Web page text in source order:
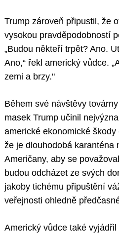
Trump zároveň připustil, že
vysokou pravděpodobností
„Budou někteří trpět? Ano.
Ano,“ řekl americký vůdce.
zemi a brzy."
Během své návštěvy
masek Trump učinil
americké ekonomické
že je dlouhodobá karanténa
Američany, aby se
budou odcházet ze svých
jakoby tichému připuštění
veřejnosti ohledně
Americký vůdce také